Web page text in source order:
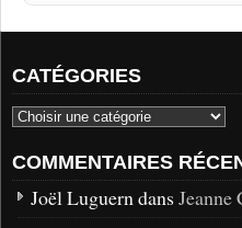
CATÉGORIES
COMMENTAIRES
Joël Luguern dans Jeanne